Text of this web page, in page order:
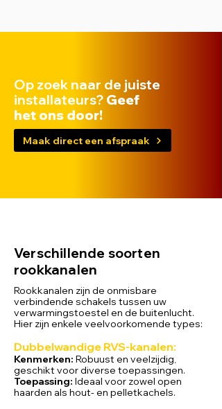
Op zoek naar de juiste
installateurs? Geef
het ons door!
Maak direct een afspraak
Verschillende soorten
rookkanalen
Rookkanalen zijn de onmisbare
verbindende schakels tussen uw
verwarmingstoestel en de buitenlucht.
Hier zijn enkele veelvoorkomende types:
Dubbelwandige RVS-kanalen:
Kenmerken: Robuust en veelzijdig,
geschikt voor diverse toepassingen.
Toepassing: Ideaal voor zowel open
haarden als hout- en pelletkachels.